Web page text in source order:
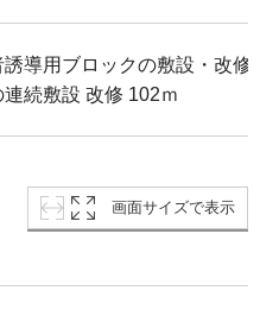
導用ブロックの敷設・改修
続敷設 改修 102ｍ
画面サイズで表示